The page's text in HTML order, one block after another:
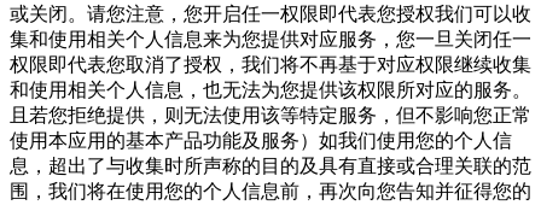
或关闭。请您注意，您开启任一权限即代表您授权我们可以收
集和使用相关个人信息来为您提供对应服务，您一旦关闭任一
权限即代表您取消了授权，我们将不再基于对应权限继续收集
和使用相关个人信息，也无法为您提供该权限所对应的服务。
且若您拒绝提供，则无法使用该等特定服务，但不影响您正常
使用本应用的基本产品功能及服务）如我们使用您的个人信
息，超出了与收集时所声称的目的及具有直接或合理关联的范
围，我们将在使用您的个人信息前，再次向您告知并征得您的